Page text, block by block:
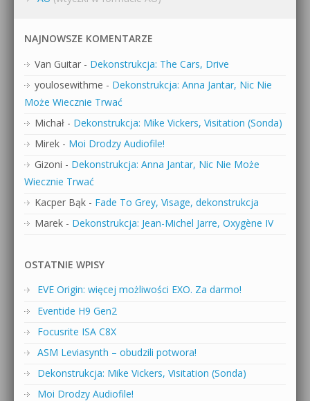
NAJNOWSZE KOMENTARZE
Van Guitar - Dekonstrukcja: The Cars, Drive
youlosewithme - Dekonstrukcja: Anna Jantar, Nic Nie
Może Wiecznie Trwać
Michał - Dekonstrukcja: Mike Vickers, Visitation (Sonda)
Mirek - Moi Drodzy Audiofile!
Gizoni - Dekonstrukcja: Anna Jantar, Nic Nie Może
Wiecznie Trwać
Kacper Bąk - Fade To Grey, Visage, dekonstrukcja
Marek - Dekonstrukcja: Jean-Michel Jarre, Oxygène IV
OSTATNIE WPISY
EVE Origin: więcej możliwości EXO. Za darmo!
Eventide H9 Gen2
Focusrite ISA C8X
ASM Leviasynth – obudzili potwora!
Dekonstrukcja: Mike Vickers, Visitation (Sonda)
Moi Drodzy Audiofile!